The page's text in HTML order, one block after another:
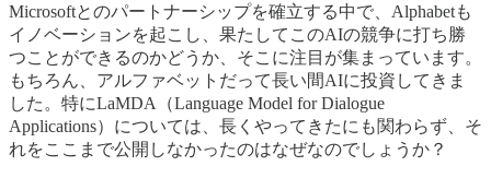
Microsoftとのパートナーシップを確立する中で、Alphabetも
イノベーションを起こし、果たしてこのAIの競争に打ち勝
つことができるのかどうか、そこに注目が集まっています。
もちろん、アルファベットだって長い間AIに投資してきま
した。特にLaMDA（Language Model for Dialogue
Applications）については、長くやってきたにも関わらず、そ
れをここまで公開しなかったのはなぜなのでしょうか？